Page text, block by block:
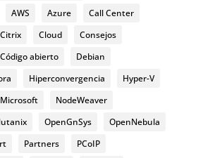
AWS Azure
Call Center
Citrix Cloud
Consejos
Código abierto
Debian
Hiperconvergencia
Hyper-V
Microsoft
NodeWeaver
OpenGnSys
OpenNebula
Partners
PCoIP